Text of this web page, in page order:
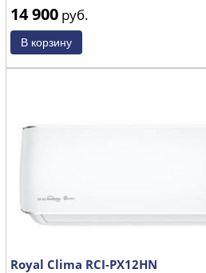
14 900 руб.
Royal Clima RCI-PX12HN